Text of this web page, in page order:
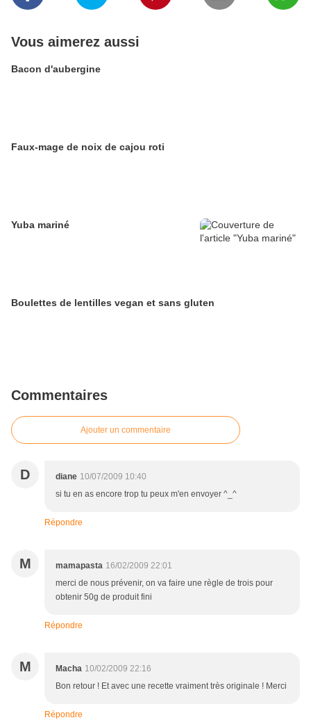
Vous aimerez aussi
Bacon d'aubergine
Faux-mage de noix de cajou roti
Yuba mariné
Boulettes de lentilles vegan et sans gluten
Commentaires
Ajouter un commentaire
D diane 10/07/2009 10:40
si tu en as encore trop tu peux m'en envoyer ^_^
Répondre
M mamapasta 16/02/2009 22:01
merci de nous prévenir, on va faire une règle de trois pour
obtenir 50g de produit fini
Répondre
M Macha 10/02/2009 22:16
Bon retour ! Et avec une recette vraiment très originale ! Merci
Répondre